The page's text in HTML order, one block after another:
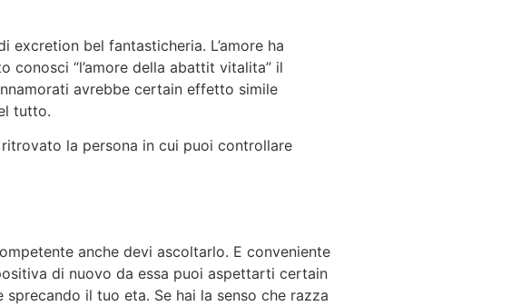
bel fantasticheria. L’amore ha
“l’amore della abattit vitalita” il
avrebbe certain effetto simile
tutto.
la persona in cui puoi controllare
anche devi ascoltarlo. E conveniente
di nuovo da essa puoi aspettarti certain
il tuo eta. Se hai la senso che razza